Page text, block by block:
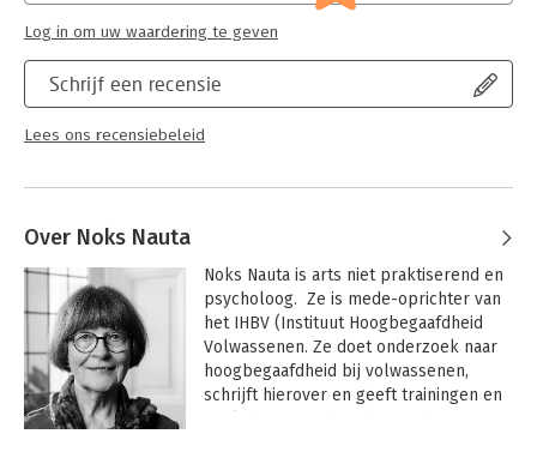
informatietechnologie, organisatie en bekostiging.
en daarmee de continuïteit van zorg vorm te geven. Het is
geschreven voor huisartsen, medisch specialisten, artsen
ouderengeneeskunde, artsen voor verstandelijk gehandicapten
en sociaal-geneeskundigen. En zeker ook voor
Alle bijdragen van de 38 verschillende auteurs in dit boek zijn
geschreven met in gedachte de patiënt als middelpunt.
Schrijf een recensie
Lees ons recensiebeleid
Log in om uw waardering te geven
Over Noks Nauta
Noks Nauta is arts niet praktiserend en
psycholoog.  Ze is mede-oprichter van
het IHBV (Instituut Hoogbegaafdheid
Volwassenen. Ze doet onderzoek naar
hoogbegaafdheid bij volwassenen,
schrijft hierover en geeft trainingen en